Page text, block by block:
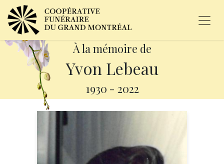
À la mémoire de
Yvon Lebeau
1930 - 2022